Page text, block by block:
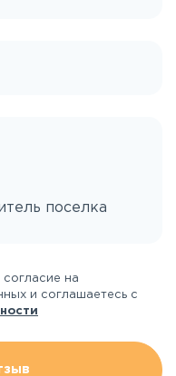
поселка
на
и соглашаетесь с